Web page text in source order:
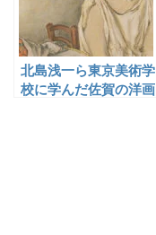
北島浅一ら東京美術学
校に学んだ佐賀の洋画